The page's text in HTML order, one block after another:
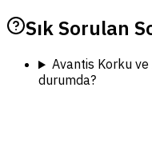
Sık Sorulan
Avantis Korku
durumda?